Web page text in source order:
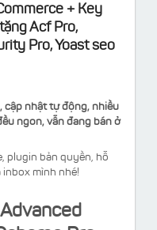
+ Key
Acf Pro,
Pro, Yoast seo
cập nhật tự động, nhiều
ngon, vẫn đang bán ở
plugin bản quyền, hỗ
mình nhé!